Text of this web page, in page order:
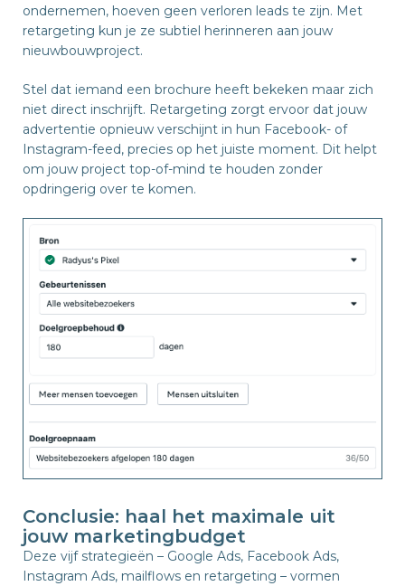
ondernemen, hoeven geen verloren leads te zijn. Met
retargeting kun je ze subtiel herinneren aan jouw
nieuwbouwproject.
Stel dat iemand een brochure heeft bekeken maar zich
niet direct inschrijft. Retargeting zorgt ervoor dat jouw
advertentie opnieuw verschijnt in hun Facebook- of
Instagram-feed, precies op het juiste moment. Dit helpt
om jouw project top-of-mind te houden zonder
opdringerig over te komen.
Conclusie: haal het maximale uit
jouw marketingbudget
Deze vijf strategieën – Google Ads, Facebook Ads,
Instagram Ads, mailflows en retargeting – vormen